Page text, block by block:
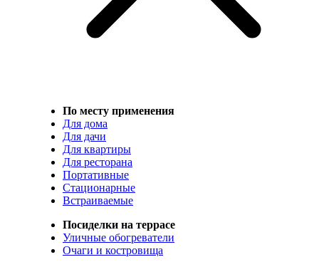
По месту применения
Для дома
Для дачи
Для квартиры
Для ресторана
Портативные
Стационарные
Встраиваемые
Посиделки на террасе
Уличные обогреватели
Очаги и костровища